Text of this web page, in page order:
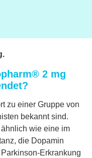
2 mg
zu einer Gruppe von
bekannt sind.
wie eine im
die Dopamin
Erkrankung